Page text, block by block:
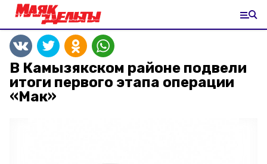
В Камызякском районе подвели
итоги первого этапа операции
«Мак»